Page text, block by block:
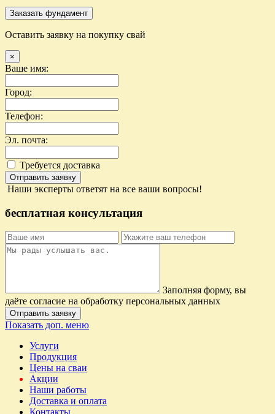
Заказать фундамент
Оставить заявку на покупку свай
×
Ваше имя:
Город:
Телефон:
Эл. почта:
Требуется доставка
Отправить заявку
Наши эксперты ответят на все ваши вопросы!
бесплатная консультация
Заполняя форму, вы
даёте согласие на обработку персональных данных
Отправить заявку
Показать доп. меню
Услуги
Продукция
Цены на сваи
Акции
Наши работы
Доставка и оплата